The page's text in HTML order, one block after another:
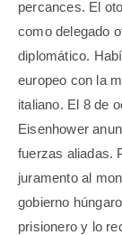
percances. El
como delegado
diplomático.
europeo con la
italiano. El 8 de
Eisenhower
fuerzas aliadas.
juramento al
gobierno
prisionero y lo